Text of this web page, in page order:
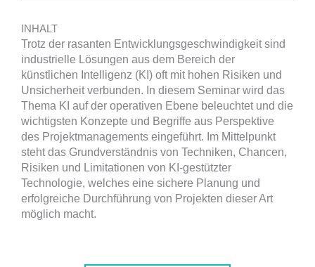
INHALT
Trotz der rasanten Entwicklungsgeschwindigkeit sind
industrielle Lösungen aus dem Bereich der
künstlichen Intelligenz (KI) oft mit hohen Risiken und
Unsicherheit verbunden. In diesem Seminar wird das
Thema KI auf der operativen Ebene beleuchtet und die
wichtigsten Konzepte und Begriffe aus Perspektive
des Projektmanagements eingeführt. Im Mittelpunkt
steht das Grundverständnis von Techniken, Chancen,
Risiken und Limitationen von KI-gestützter
Technologie, welches eine sichere Planung und
erfolgreiche Durchführung von Projekten dieser Art
möglich macht.